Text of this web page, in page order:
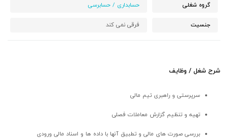
گروه شغلی حسابداری / حسابرسی
جنسیت فرقی نمی کند
شرح شغل / وظایف
سرپرستی و راهبری تیم مالی
تهیه و تنظیم گزارش معاملات فصلی
بررسی صورت های مالی و تطبیق آنها با داده ها و اسناد مالی ورودی